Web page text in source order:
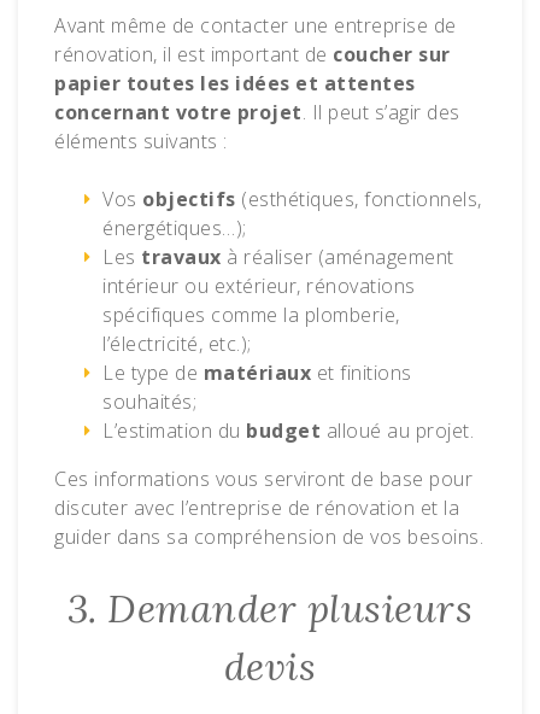
Avant même de contacter une entreprise de
rénovation, il est important de coucher sur
papier toutes les idées et attentes
concernant votre projet. Il peut s’agir des
éléments suivants :
Vos objectifs (esthétiques, fonctionnels,
énergétiques…);
Les travaux à réaliser (aménagement
intérieur ou extérieur, rénovations
spécifiques comme la plomberie,
l’électricité, etc.);
Le type de matériaux et finitions
souhaités;
L’estimation du budget alloué au projet.
Ces informations vous serviront de base pour
discuter avec l’entreprise de rénovation et la
guider dans sa compréhension de vos besoins.
3. Demander plusieurs
devis